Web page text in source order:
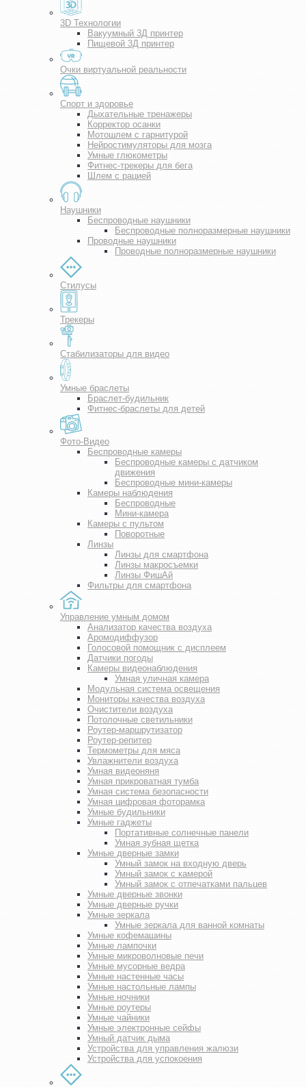
3D Технологии
Вакуумный 3Д принтер
Пищевой 3Д принтер
Очки виртуальной реальности
Спорт и здоровье
Дыхательные тренажеры
Корректор осанки
Мотошлем с гарнитурой
Нейростимуляторы для мозга
Умные глюкометры
Фитнес-трекеры для бега
Шлем с рацией
Наушники
Беспроводные наушники
Беспроводные полноразмерные наушники
Проводные наушники
Проводные полноразмерные наушники
Стилусы
Трекеры
Стабилизаторы для видео
Умные браслеты
Браслет-будильник
Фитнес-браслеты для детей
Фото-Видео
Беспроводные камеры
Беспроводные камеры с датчиком
движения
Беспроводные мини-камеры
Камеры наблюдения
Беспроводные
Мини-камера
Камеры с пультом
Поворотные
Линзы
Линзы для смартфона
Линзы макросъемки
Линзы ФишАй
Фильтры для смартфона
Управление умным домом
Анализатор качества воздуха
Аромодиффузор
Голосовой помощник с дисплеем
Датчики погоды
Камеры видеонаблюдения
Умная уличная камера
Модульная система освещения
Мониторы качества воздуха
Очистители воздуха
Потолочные светильники
Роутер-маршрутизатор
Роутер-репитер
Термометры для мяса
Увлажнители воздуха
Умная видеоняня
Умная прикроватная тумба
Умная система безопасности
Умная цифровая фоторамка
Умные будильники
Умные гаджеты
Портативные солнечные панели
Умная зубная щетка
Умные дверные замки
Умный замок на входную дверь
Умный замок с камерой
Умный замок с отпечатками пальцев
Умные дверные звонки
Умные дверные ручки
Умные зеркала
Умные зеркала для ванной комнаты
Умные кофемашины
Умные лампочки
Умные микроволновые печи
Умные мусорные ведра
Умные настенные часы
Умные настольные лампы
Умные ночники
Умные роутеры
Умные чайники
Умные электронные сейфы
Умный датчик дыма
Устройства для управления жалюзи
Устройства для успокоения